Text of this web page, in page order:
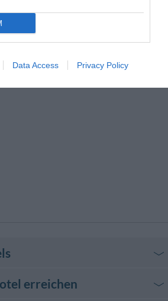
Data Access Privacy Policy
Transfer von/zum Hafen
VIP- Zimmer
erreichen